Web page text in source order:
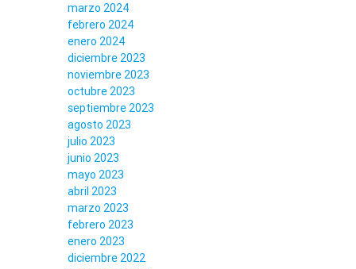
marzo 2024
febrero 2024
enero 2024
diciembre 2023
noviembre 2023
octubre 2023
septiembre 2023
agosto 2023
julio 2023
junio 2023
mayo 2023
abril 2023
marzo 2023
febrero 2023
enero 2023
diciembre 2022